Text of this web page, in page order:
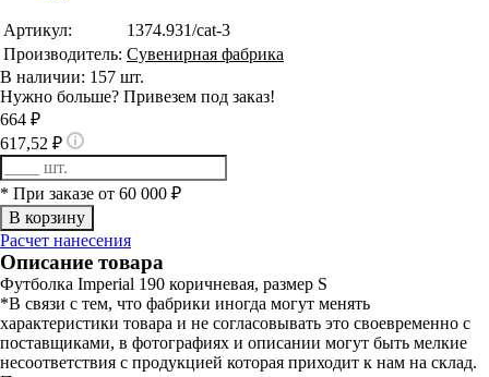
Артикул:
1374.931/cat-3
Производитель: Сувенирная фабрика
В наличии: 157 шт.
Нужно больше? Привезем под заказ!
664 ₽
617,52 ₽
* При заказе от 60 000 ₽
Расчет нанесения
Описание товара
Футболка Imperial 190 коричневая, размер S
*В связи с тем, что фабрики иногда могут менять
характеристики товара и не согласовывать это своевременно с
поставщиками, в фотографиях и описании могут быть мелкие
несоответствия с продукцией которая приходит к нам на склад.